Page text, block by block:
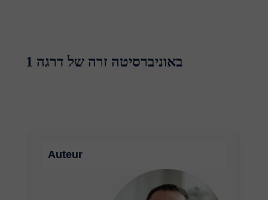
באוניברסיטה זרה של דרגה 1
Auteur